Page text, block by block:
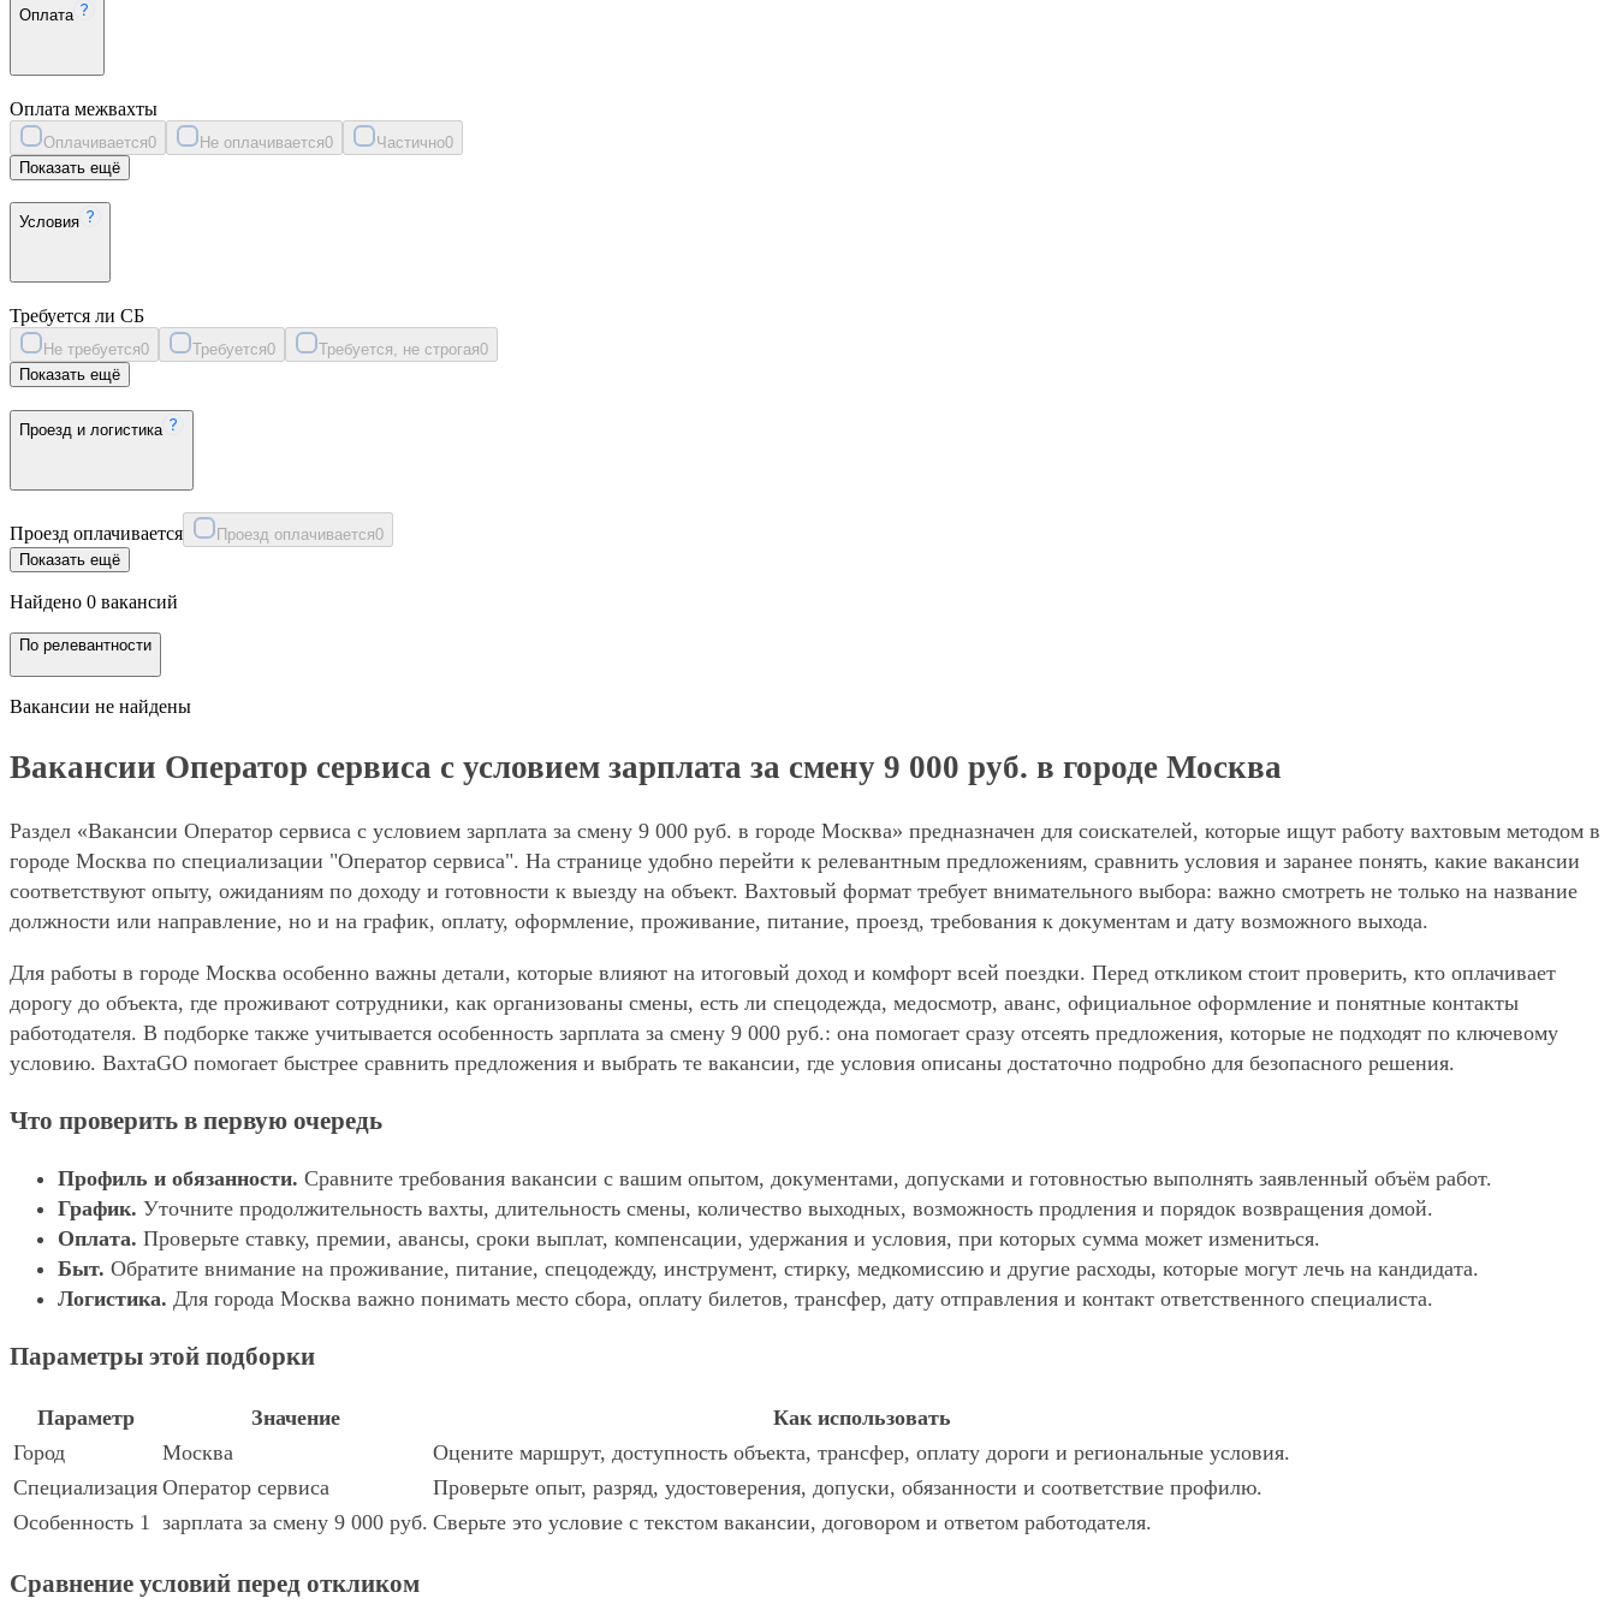
Оплата
Оплата межвахты
Оплачивается0 Не оплачивается0 Частично0
Показать ещё
Условия
Требуется ли СБ
Не требуется0 Требуется0 Требуется, не строгая0
Показать ещё
Проезд и логистика
Проезд оплачивается Проезд оплачивается0
Показать ещё
Найдено 0 вакансий
По релевантности
Вакансии не найдены
Вакансии Оператор сервиса с условием зарплата за смену 9 000 руб. в городе Москва
Раздел «Вакансии Оператор сервиса с условием зарплата за смену 9 000 руб. в городе Москва» предназначен для соискателей, которые ищут работу вахтовым методом в
городе Москва по специализации "Оператор сервиса". На странице удобно перейти к релевантным предложениям, сравнить условия и заранее понять, какие вакансии
соответствуют опыту, ожиданиям по доходу и готовности к выезду на объект. Вахтовый формат требует внимательного выбора: важно смотреть не только на название
должности или направление, но и на график, оплату, оформление, проживание, питание, проезд, требования к документам и дату возможного выхода.
Для работы в городе Москва особенно важны детали, которые влияют на итоговый доход и комфорт всей поездки. Перед откликом стоит проверить, кто оплачивает
дорогу до объекта, где проживают сотрудники, как организованы смены, есть ли спецодежда, медосмотр, аванс, официальное оформление и понятные контакты
работодателя. В подборке также учитывается особенность зарплата за смену 9 000 руб.: она помогает сразу отсеять предложения, которые не подходят по ключевому
условию. ВахтаGO помогает быстрее сравнить предложения и выбрать те вакансии, где условия описаны достаточно подробно для безопасного решения.
Что проверить в первую очередь
Профиль и обязанности. Сравните требования вакансии с вашим опытом, документами, допусками и готовностью выполнять заявленный объём работ.
График. Уточните продолжительность вахты, длительность смены, количество выходных, возможность продления и порядок возвращения домой.
Оплата. Проверьте ставку, премии, авансы, сроки выплат, компенсации, удержания и условия, при которых сумма может измениться.
Быт. Обратите внимание на проживание, питание, спецодежду, инструмент, стирку, медкомиссию и другие расходы, которые могут лечь на кандидата.
Логистика. Для города Москва важно понимать место сбора, оплату билетов, трансфер, дату отправления и контакт ответственного специалиста.
Параметры этой подборки
Параметр Значение
Как использовать
Город
Москва
Оцените маршрут, доступность объекта, трансфер, оплату дороги и региональные условия.
Специализация Оператор сервиса
Проверьте опыт, разряд, удостоверения, допуски, обязанности и соответствие профилю.
Особенность 1 зарплата за смену 9 000 руб. Сверьте это условие с текстом вакансии, договором и ответом работодателя.
Сравнение условий перед откликом